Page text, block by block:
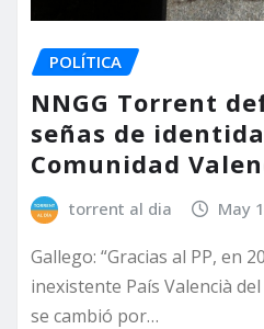
POLÍTICA
NNGG Torrent
señas de
Comunidad
torrent al dia May
Gallego: “Gracias al PP, en
inexistente País Valencià
se cambió por…